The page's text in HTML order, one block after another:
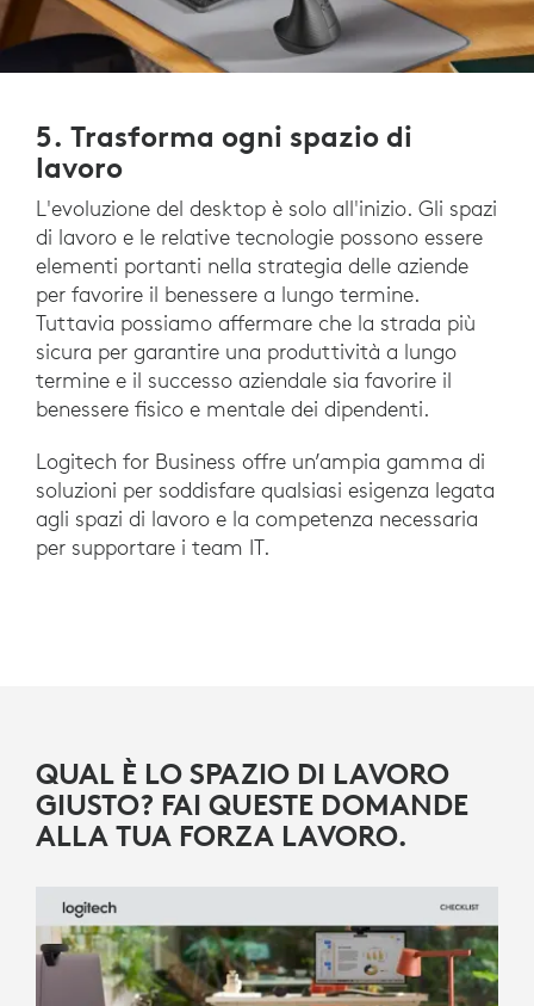
5. Trasforma ogni spazio di
lavoro
L'evoluzione del desktop è solo all'inizio. Gli spazi
di lavoro e le relative tecnologie possono essere
elementi portanti nella strategia delle aziende
per favorire il benessere a lungo termine.
Tuttavia possiamo affermare che la strada più
sicura per garantire una produttività a lungo
termine e il successo aziendale sia favorire il
benessere fisico e mentale dei dipendenti.
Logitech for Business offre un’ampia gamma di
soluzioni per soddisfare qualsiasi esigenza legata
agli spazi di lavoro e la competenza necessaria
per supportare i team IT.
QUAL È LO SPAZIO DI LAVORO
GIUSTO? FAI QUESTE DOMANDE
ALLA TUA FORZA LAVORO.